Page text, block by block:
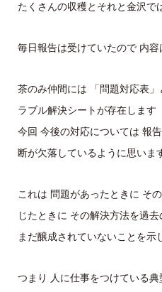
たくさんの収穫とそれと金沢で
毎日報告は受けていたので 内
茶のみ仲間には 「問題対応表
ラブル解決シートが存在します
今回 今後の対応については 報
断が欠落しているように思いま
これは 問題があったときに そ
じたときに その解決方法を過
まだ醸成されていないことを示
つまり 人に仕事をつけている典